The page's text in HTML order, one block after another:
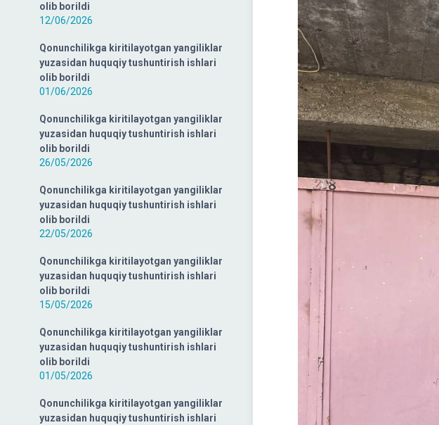
olib borildi
12/06/2026
Qonunchilikga kiritilayotgan yangiliklar
yuzasidan huquqiy tushuntirish ishlari
olib borildi
01/06/2026
Qonunchilikga kiritilayotgan yangiliklar
yuzasidan huquqiy tushuntirish ishlari
olib borildi
26/05/2026
Qonunchilikga kiritilayotgan yangiliklar
yuzasidan huquqiy tushuntirish ishlari
olib borildi
22/05/2026
Qonunchilikga kiritilayotgan yangiliklar
yuzasidan huquqiy tushuntirish ishlari
olib borildi
15/05/2026
Qonunchilikga kiritilayotgan yangiliklar
yuzasidan huquqiy tushuntirish ishlari
olib borildi
01/05/2026
Qonunchilikga kiritilayotgan yangiliklar
yuzasidan huquqiy tushuntirish ishlari